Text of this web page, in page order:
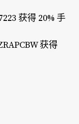
获得 20% 手
获得